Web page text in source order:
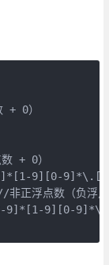
+ 0）
+ 0）
9][0-9]*\.[0-
浮点数（负浮
9][0-